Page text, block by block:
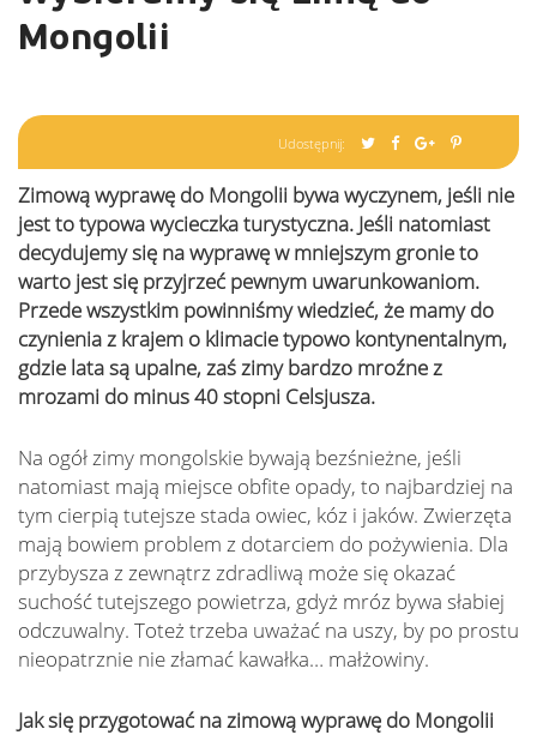
Mongolii
Udostępnij:
Zimową wyprawę do Mongolii bywa wyczynem, jeśli nie
jest to typowa wycieczka turystyczna. Jeśli natomiast
decydujemy się na wyprawę w mniejszym gronie to
warto jest się przyjrzeć pewnym uwarunkowaniom.
Przede wszystkim powinniśmy wiedzieć, że mamy do
czynienia z krajem o klimacie typowo kontynentalnym,
gdzie lata są upalne, zaś zimy bardzo mroźne z
mrozami do minus 40 stopni Celsjusza.
Na ogół zimy mongolskie bywają bezśnieżne, jeśli
natomiast mają miejsce obfite opady, to najbardziej na
tym cierpią tutejsze stada owiec, kóz i jaków. Zwierzęta
mają bowiem problem z dotarciem do pożywienia. Dla
przybysza z zewnątrz zdradliwą może się okazać
suchość tutejszego powietrza, gdyż mróz bywa słabiej
odczuwalny. Toteż trzeba uważać na uszy, by po prostu
nieopatrznie nie złamać kawałka… małżowiny.
Jak się przygotować na zimową wyprawę do Mongolii